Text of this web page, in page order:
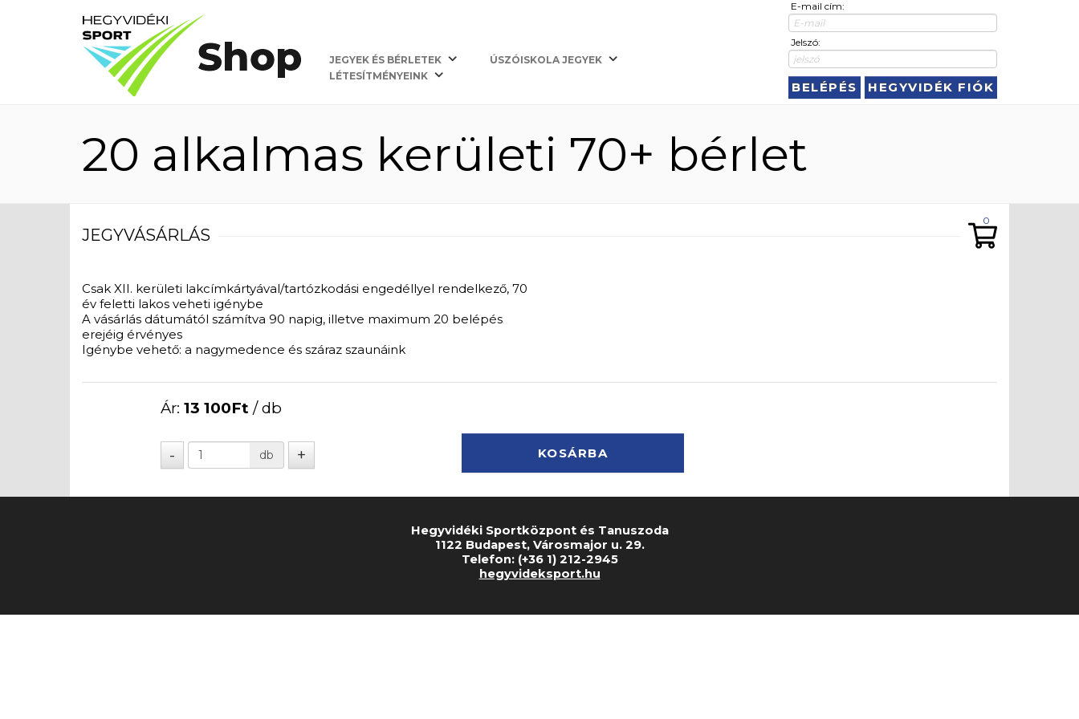
JEGYEK ÉS BÉRLETEK
ÚSZÓISKOLA JEGYEK
LÉTESÍTMÉNYEINK
E-mail cím:
Jelszó:
BELÉPÉS HEGYVIDÉK FIÓK
20 alkalmas kerületi 70+ bérlet
JEGYVÁSÁRLÁS
0
Csak XII. kerületi lakcímkártyával/tartózkodási engedéllyel rendelkező, 70
év feletti lakos veheti igénybe
A vásárlás dátumától számítva 90 napig, illetve maximum 20 belépés
erejéig érvényes
Igénybe vehető: a nagymedence és száraz szaunáink
Ár: 13 100Ft / db
db
Hegyvidéki Sportközpont és Tanuszoda
1122 Budapest, Városmajor u. 29.
Telefon: (+36 1) 212-2945
hegyvideksport.hu